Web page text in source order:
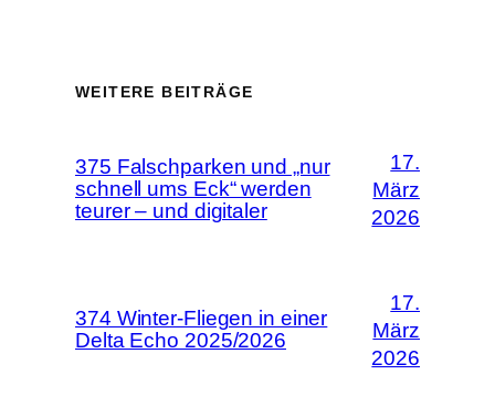
WEITERE BEITRÄGE
375 Falschparken und „nur
schnell ums Eck“ werden
teurer – und digitaler
17.
März
2026
374 Winter-Fliegen in einer
Delta Echo 2025/2026
17.
März
2026